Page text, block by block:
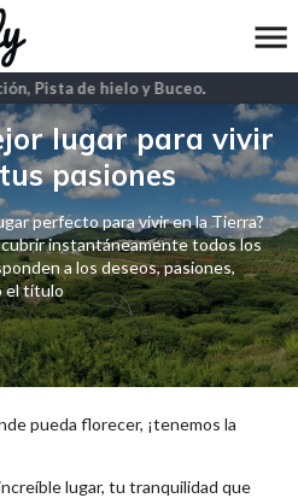
Pista de hielo y Buceo.
lugar para vivir
pasiones
perfecto para vivir en la Tierra?
instantáneamente todos los
a los deseos, pasiones,
el título
pueda florecer, ¡tenemos la
lugar, tu tranquilidad que